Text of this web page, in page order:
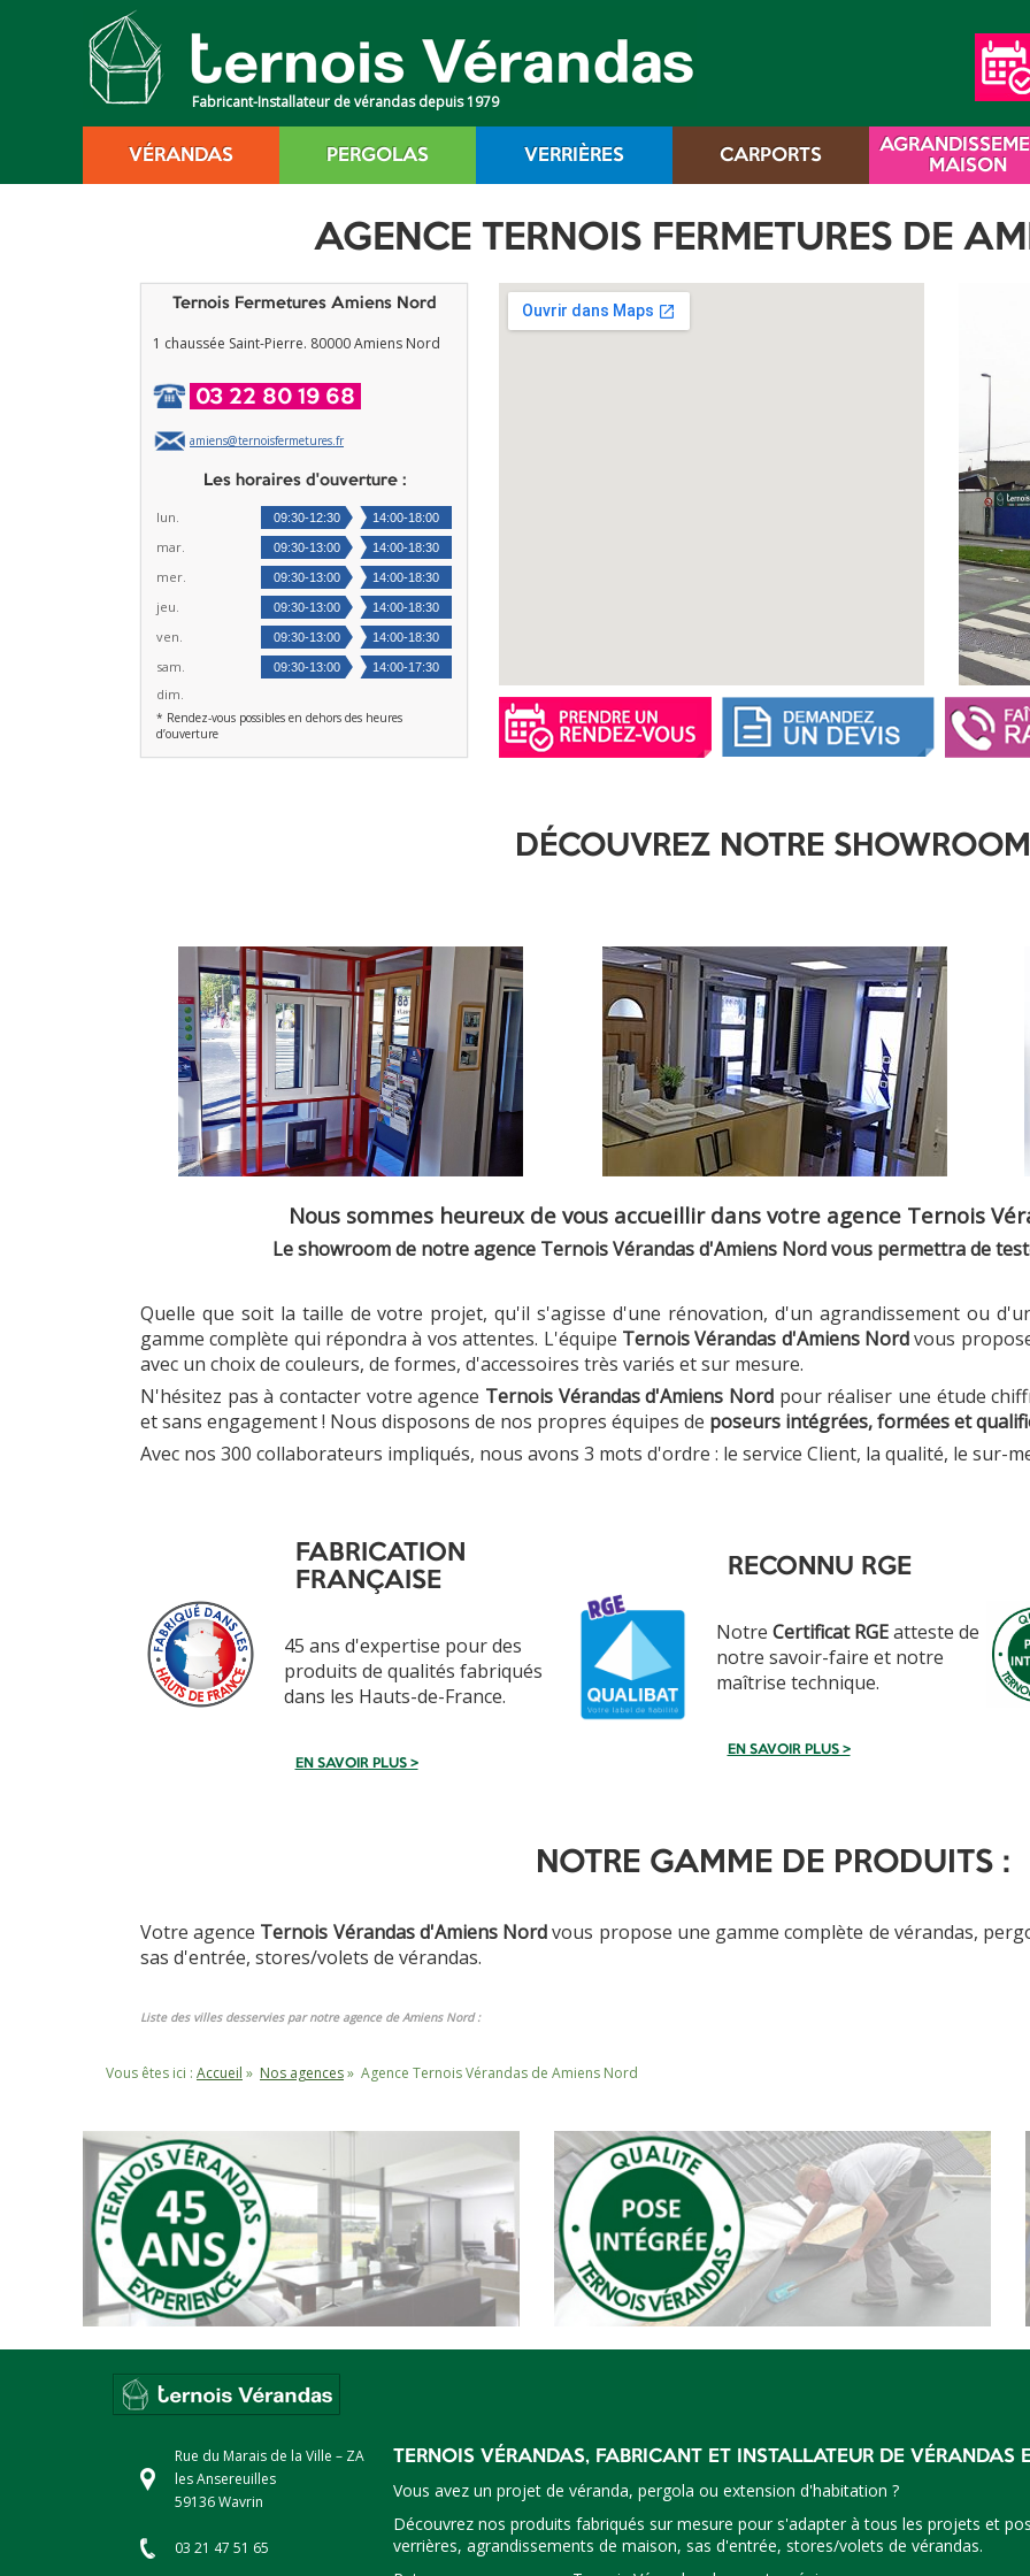
Fabricant-Installateur de vérandas depuis 1979
VÉRANDAS PERGOLAS VERRIÈRES CARPORTS
MAISON
AGENCE TERNOIS FERMETURES DE
Ternois Fermetures Amiens Nord
1 chaussée Saint-Pierre. 80000Amiens Nord
03 22 80 19 68
amiens@ternoisfermetures.fr
Les horaires d'ouverture :
lun. 09:30-12:30 14:00-18:00
mar. 09:30-13:00 14:00-18:30
mer. 09:30-13:00 14:00-18:30
jeu. 09:30-13:00 14:00-18:30
ven. 09:30-13:00 14:00-18:30
sam. 09:30-13:00 14:00-17:30
dim.
* Rendez-vous possibles en dehors des heures
d’ouverture
DÉCOUVREZ NOTRE SHOWROOM
Nous sommes heureux de vous accueillir dans votre agence Ternois
Le showroom de notre agence Ternois Vérandas d'Amiens Nord vous permettra de
Quelle que soit la taille de votre projet, qu'il s'agisse d'une rénovation, d'un agrandissement ou
gamme complète qui répondra à vos attentes. L'équipe Ternois Vérandas d'Amiens Nordvous
avec un choix de couleurs, de formes, d'accessoires très variés et sur mesure.
N'hésitez pas à contacter votre agence Ternois Vérandas d'Amiens Nord pour réaliser une étude
et sans engagement ! Nous disposons de nos propres équipes de poseurs intégrées, formées et
Avec nos 300 collaborateurs impliqués, nous avons 3 mots d'ordre : le service Client, la qualité, le sur-
FABRICATION
FRANÇAISE
45 ans d'expertise pour des
produits de qualités fabriqués
dans les Hauts-de-France.
EN SAVOIR PLUS >
RECONNU RGE
Notre Certificat RGEatteste de
notre savoir-faire et notre
maîtrise technique.
EN SAVOIR PLUS >
NOTRE GAMME DE PRODUITS :
Votre agence Ternois Vérandas d'Amiens Nordvous propose une gamme complète de vérandas,
sas d'entrée, stores/volets de vérandas.
Liste des villes desservies par notre agence de Amiens Nord :
Vous êtes ici : Accueil » Nos agences» Agence Ternois Vérandas de Amiens Nord
Rue du Marais de la Ville – ZA
les Ansereuilles
59136 Wavrin
03 21 47 51 65
TERNOIS VÉRANDAS, FABRICANT ET INSTALLATEUR DE
Vous avez un projet de véranda, pergola ou extension d'habitation ?
Découvrez nos produits fabriqués sur mesure pour s'adapter à tous les projets et
verrières, agrandissements de maison, sas d'entrée, stores/volets de vérandas.